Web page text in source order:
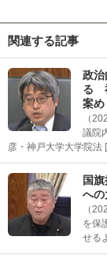
関連する記事
政治
る
案め
（
議院
彦・神戸大学大学院法
国
へ
（
を保
せる